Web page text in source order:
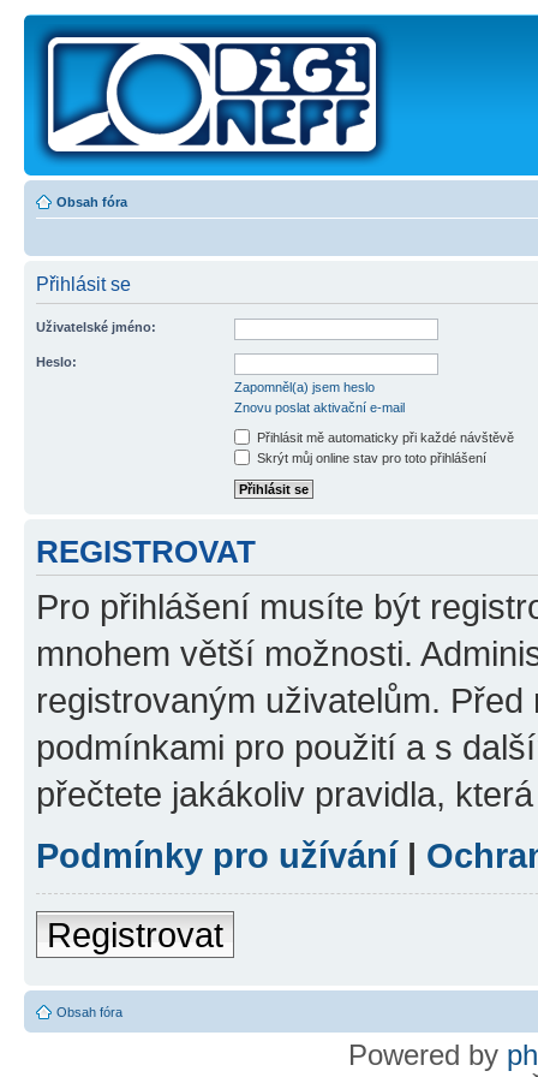
Obsah fóra
Přihlásit se
Uživatelské jméno:
Heslo:
Zapomněl(a) jsem heslo
Znovu poslat aktivační e-mail
Přihlásit mě automaticky při každé návštěvě
Skrýt můj online stav pro toto přihlášení
REGISTROVAT
Pro přihlášení musíte být
mnohem větší možnosti.
registrovaným uživatelům.
podmínkami pro použití a s
přečtete jakákoliv pravidla,
Podmínky pro užívání|
Registrovat
Obsah fóra
Powered by